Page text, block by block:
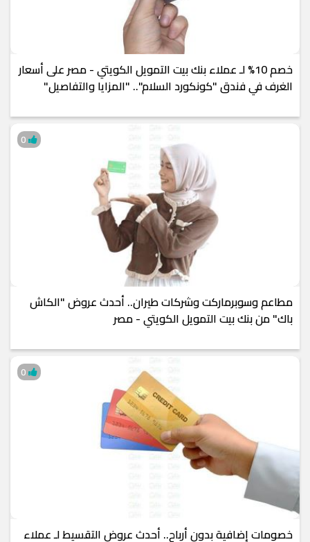
خصم 10% لـ عملاء بنك بيت التمويل الكويتي - مصر على أسعار
الغرف في فندق "كونكورد السلام".. "المزايا والتفاصيل"
مطاعم وسوبرماركت وشركات طيران.. أحدث عروض "الكاش
باك" من بنك بيت التمويل الكويتي - مصر
خصومات إضافية بدون أرباح.. أحدث عروض التقسيط لـ عملاء